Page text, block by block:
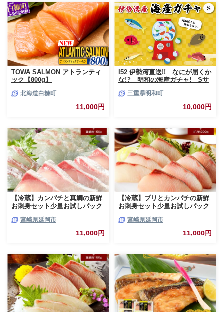
TOWA SALMON アトランティ
ック【800g】
北海道白糠町
11,000円
I52 伊勢湾直送!! なにが届くか
な!? 明和の海産ガチャ! Sサ
三重県明和町
10,000円
【冷蔵】カンパチと真鯛の新鮮
お刺身セット少量お試しパック
宮崎県延岡市
11,000円
【冷蔵】ブリとカンパチの新鮮
お刺身セット少量お試しパック
宮崎県延岡市
11,000円